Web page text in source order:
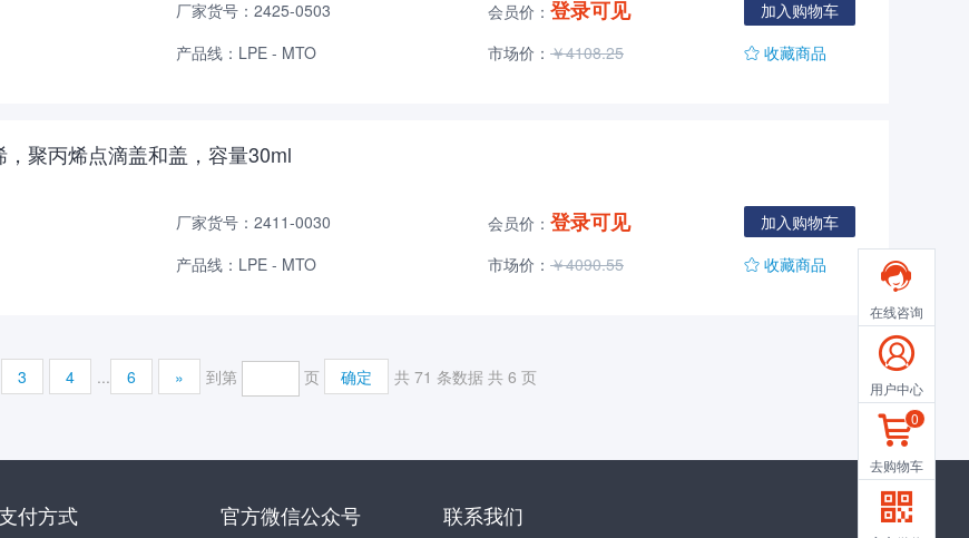
厂家货号：2425-0503
产品线：LPE - MTO
会员价： 登录可见
市场价： ￥4108.25
加入购物车
收藏商品
聚丙烯点滴盖和盖，容量30ml
厂家货号：2411-0030
产品线：LPE - MTO
会员价： 登录可见
市场价： ￥4090.55
加入购物车
收藏商品
3 4 ... 6 » 到第 页 确定 共 71 条数据 共 6 页

在线咨询

用户中心

去购物车
0

付方式 官方微信公众号 联系我们